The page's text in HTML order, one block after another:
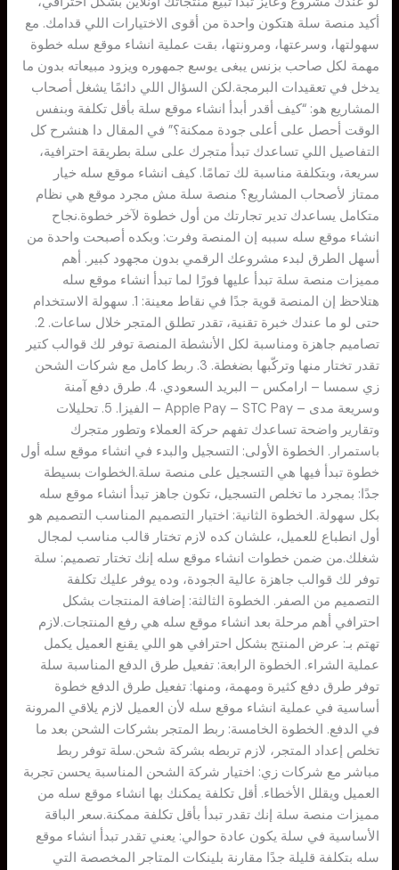
أكيد منصة سلة هتكون واحدة من أقوى الاختيارات اللي قدامك. مع
سهولتها، وسرعتها، ومرونتها، بقت عملية انشاء موقع سله خطوة
مهمة لكل صاحب بزنس يبغى يوسع جمهوره ويزود مبيعاته بدون ما
يدخل في تعقيدات البرمجة.لكن السؤال اللي دائمًا يشغل أصحاب
المشاريع هو: “كيف أقدر أبدأ انشاء موقع سلة بأقل تكلفة وبنفس
الوقت أحصل على أعلى جودة ممكنة؟” في المقال دا هنشرح كل
التفاصيل اللي تساعدك تبدأ متجرك على سلة بطريقة احترافية،
سريعة، وبتكلفة مناسبة لك تمامًا. كيف انشاء موقع سله خيار
ممتاز لأصحاب المشاريع؟ منصة سلة مش مجرد موقع هي نظام
متكامل يساعدك تدير تجارتك من أول خطوة لآخر خطوة.نجاح
انشاء موقع سله سببه إن المنصة وفرت: وبكده أصبحت واحدة من
أسهل الطرق لبدء مشروعك الرقمي بدون مجهود كبير. أهم
مميزات منصة سلة تبدأ عليها فورًا لما تبدأ انشاء موقع سله
هتلاحظ إن المنصة قوية جدًا في نقاط معينة: 1. سهولة الاستخدام
حتى لو ما عندك خبرة تقنية، تقدر تطلق المتجر خلال ساعات. 2.
تصاميم جاهزة ومناسبة لكل الأنشطة المنصة توفر لك قوالب كتير
تقدر تختار منها وتركّبها بضغطة. 3. ربط كامل مع شركات الشحن
زي سمسا – ارامكس – البريد السعودي. 4. طرق دفع آمنة
وسريعة مدى – Apple Pay – STC Pay – الفيزا. 5. تحليلات
وتقارير واضحة تساعدك تفهم حركة العملاء وتطور متجرك
باستمرار. الخطوة الأولى: التسجيل والبدء في انشاء موقع سله أول
خطوة تبدأ فيها هي التسجيل على منصة سلة.الخطوات بسيطة
جدًا: بمجرد ما تخلص التسجيل، تكون جاهز تبدأ انشاء موقع سله
بكل سهولة. الخطوة الثانية: اختيار التصميم المناسب التصميم هو
أول انطباع للعميل، علشان كده لازم تختار قالب مناسب لمجال
شغلك.من ضمن خطوات انشاء موقع سله إنك تختار تصميم: سلة
توفر لك قوالب جاهزة عالية الجودة، وده يوفر عليك تكلفة
التصميم من الصفر. الخطوة الثالثة: إضافة المنتجات بشكل
احترافي أهم مرحلة بعد انشاء موقع سله هي رفع المنتجات.لازم
تهتم بـ: عرض المنتج بشكل احترافي هو اللي يقنع العميل يكمل
عملية الشراء. الخطوة الرابعة: تفعيل طرق الدفع المناسبة سلة
توفر طرق دفع كثيرة ومهمة، ومنها: تفعيل طرق الدفع خطوة
أساسية في عملية انشاء موقع سله لأن العميل لازم يلاقي المرونة
في الدفع. الخطوة الخامسة: ربط المتجر بشركات الشحن بعد ما
تخلص إعداد المتجر، لازم تربطه بشركة شحن.سلة توفر ربط
مباشر مع شركات زي: اختيار شركة الشحن المناسبة يحسن تجربة
العميل ويقلل الأخطاء. أقل تكلفة يمكنك بها انشاء موقع سله من
مميزات منصة سلة إنك تقدر تبدأ بأقل تكلفة ممكنة.سعر الباقة
الأساسية في سلة يكون عادة حوالي: يعني تقدر تبدأ انشاء موقع
سله بتكلفة قليلة جدًا مقارنة بلينكات المتاجر المخصصة التي